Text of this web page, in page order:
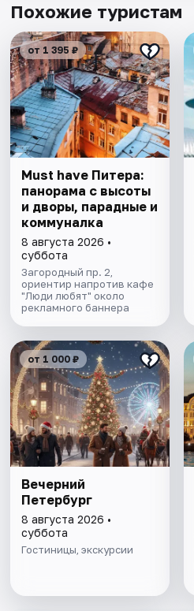
Похожие туристам
от 1 395 ₽
Must have Питера:
панорама с высоты
и дворы, парадные и
коммуналка
8 августа 2026 •
суббота
Загородный пр. 2,
ориентир напротив кафе
"Люди любят" около
рекламного баннера
от 1 000 ₽
Вечерний
Петербург
8 августа 2026 •
суббота
Гостиницы, экскурсии